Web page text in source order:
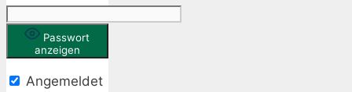
Passwort
anzeigen
Angemeldet